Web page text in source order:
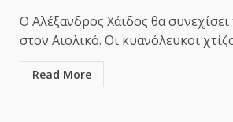
Ο Αλέξανδρος Χάϊδος θα
στον Αιολικό. Οι κυανόλευκοι
Read More